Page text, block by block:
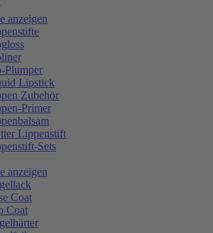
anzeigen
Plumper
Lipstick
Zubehör
Primer
Lippenstift
Sets
anzeigen
Coat
Coat